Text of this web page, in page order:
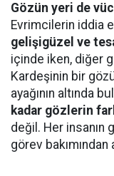
Gözün yeri de
Evrimcilerin iddia
gelişigüzel ve
içinde iken, diğer
Kardeşinin bir
ayağının altında
kadar gözlerin
değil. Her insanın
görev bakımından